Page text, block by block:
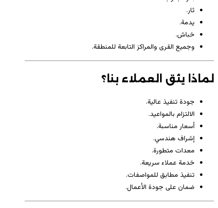
ثار.
يدمة.
خباش.
وجميع القرى والمراكز التابعة للمنطقة.
لماذا يثق العملاء بنا؟
جودة تنفيذ عالية.
الالتزام بالمواعيد.
أسعار مناسبة.
إشراف هندسي.
معدات متطورة.
خدمة عملاء سريعة.
تنفيذ مطابق للمواصفات.
ضمان على جودة الأعمال.